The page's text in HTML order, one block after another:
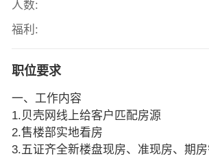
人数:
福利:
职位要求
一、工作内容
1.贝壳网线上给客户匹配房源
2.售楼部实地看房
3.五证齐全新楼盘现房、准现房、期